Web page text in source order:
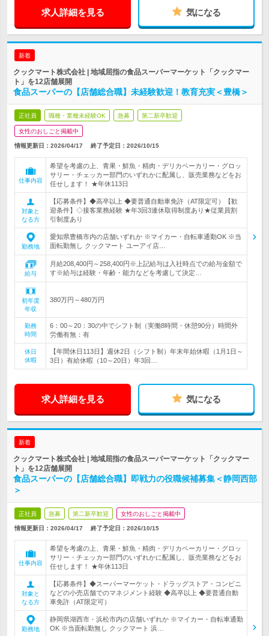
求人詳細を見る 気になる
新着
クックマート株式会社 | 地域屈指の食品スーパーマーケット「クックマー
ト」を12店舗展開
食品スーパーの【店舗総合職】未経験歓迎！教育充実＜豊橋＞
正社員 職種・業種未経験OK 急募 第二新卒歓迎
女性のおしごと掲載中
情報更新日：2026/04/17 終了予定日： 2026/10/15
仕事内容
希望を考慮の上、青果・鮮魚・精肉・デリカベーカリー・グロッ
サリー・チェッカー部門のいずれかに配属し、販売業務などをお
任せします！ ★年休113日
対象と
なる方
【応募条件】◆高卒以上 ◆要普通自動車免許（AT限定可）【歓
迎条件】◇接客業務経験 ★年3回3連休取得制度あり★従業員割
引制度あり
勤務地
愛知県豊橋市内の店舗いずれか ※マイカー・自転車通勤OK ※当
面転勤無し クックマート ユーアイ店…
給与
月給208,400円～258,400円※上記給与は入社時点での給与金額で
す※給与は経験・年齢・能力などを考慮して決定…
初年度
年収
380万円～480万円
勤務
時間
6：00～20：30の中でシフト制（実働8時間・休憩90分）時間外
労働有無：有
休日
休暇
【年間休日113日】週休2日（シフト制）年末年始休暇（1月1日～
3日）有給休暇（10～20日）年3回…
求人詳細を見る 気になる
新着
クックマート株式会社 | 地域屈指の食品スーパーマーケット「クックマー
ト」を12店舗展開
食品スーパーの【店舗総合職】即戦力の役職候補募集＜静岡西部
＞
正社員 急募 第二新卒歓迎 女性のおしごと掲載中
情報更新日：2026/04/17 終了予定日： 2026/10/15
仕事内容
希望を考慮の上、青果・鮮魚・精肉・デリカベーカリー・グロッ
サリー・チェッカー部門のいずれかに配属し、販売業務などをお
任せします！ ★年休113日
対象と
なる方
【応募条件】◆スーパーマーケット・ドラッグストア・コンビニ
などの小売店舗でのマネジメント経験 ◆高卒以上 ◆要普通自動
車免許（AT限定可）
勤務地
静岡県湖西市・浜松市内の店舗いずれか ※マイカー・自転車通勤
OK ※当面転勤無し クックマート 浜…